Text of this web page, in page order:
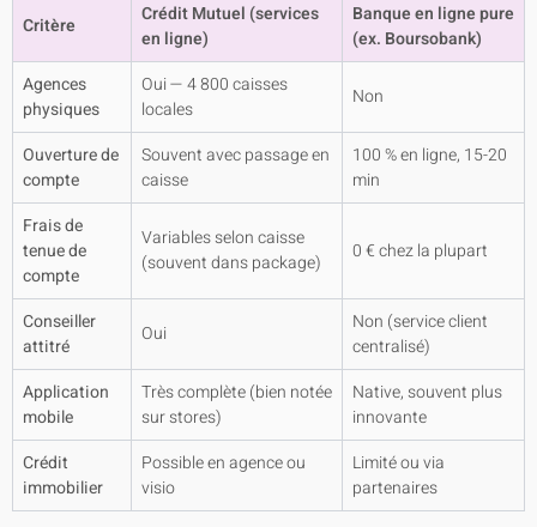
Critère
Crédit Mutuel (services
en ligne)
Banque en ligne pure
(ex. Boursobank)
Agences
physiques
Oui — 4 800 caisses
locales
Non
Ouverture de
compte
Souvent avec passage en
caisse
100 % en ligne, 15-20
min
Frais de
tenue de
compte
Variables selon caisse
(souvent dans package)
0 € chez la plupart
Conseiller
attitré
Oui
Non (service client
centralisé)
Application
mobile
Très complète (bien notée
sur stores)
Native, souvent plus
innovante
Crédit
immobilier
Possible en agence ou
visio
Limité ou via
partenaires